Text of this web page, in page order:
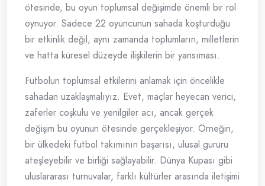
ötesinde, bu oyun toplumsal değişimde önemli bir rol
oynuyor. Sadece 22 oyuncunun sahada koşturduğu
bir etkinlik değil, aynı zamanda toplumların, milletlerin
ve hatta küresel düzeyde ilişkilerin bir yansıması.
Futbolun toplumsal etkilerini anlamak için öncelikle
sahadan uzaklaşmalıyız. Evet, maçlar heyecan verici,
zaferler coşkulu ve yenilgiler acı, ancak gerçek
değişim bu oyunun ötesinde gerçekleşiyor. Örneğin,
bir ülkedeki futbol takımının başarısı, ulusal gururu
ateşleyebilir ve birliği sağlayabilir. Dünya Kupası gibi
uluslararası turnuvalar, farklı kültürler arasında iletişimi